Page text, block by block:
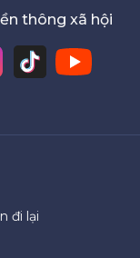
thông xã hội
đi lại